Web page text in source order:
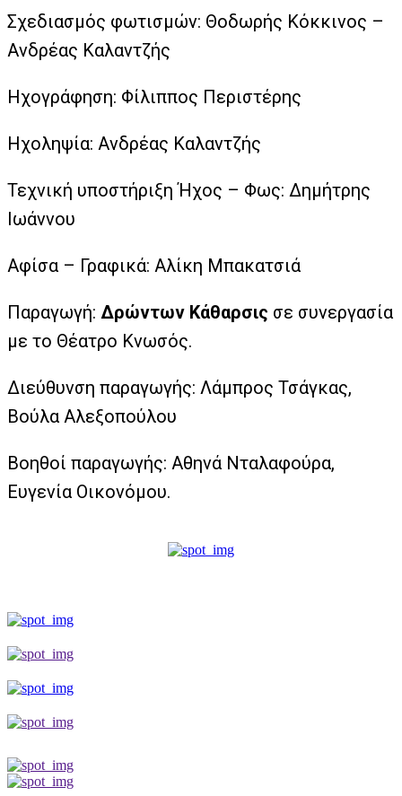
Σχεδιασμός φωτισμών: Θοδωρής Κόκκινος –
Ανδρέας Καλαντζής
Ηχογράφηση: Φίλιππος Περιστέρης
Ηχοληψία: Ανδρέας Καλαντζής
Τεχνική υποστήριξη Ήχος – Φως: Δημήτρης
Ιωάννου
Αφίσα – Γραφικά: Αλίκη Μπακατσιά
Παραγωγή: Δρώντων Κάθαρσις σε συνεργασία
με το Θέατρο Κνωσός.
Διεύθυνση παραγωγής: Λάμπρος Τσάγκας,
Βούλα Αλεξοπούλου
Βοηθοί παραγωγής: Αθηνά Νταλαφούρα,
Ευγενία Οικονόμου.